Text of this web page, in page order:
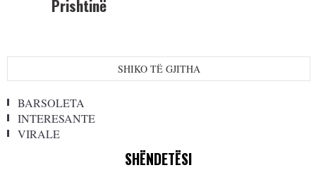
Prishtinë
SHIKO TË GJITHA
BARSOLETA
INTERESANTE
VIRALE
SHËNDETËSI